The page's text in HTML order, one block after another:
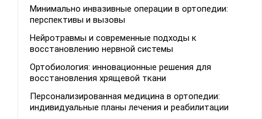
Минимально инвазивные операции в ортопедии:
перспективы и вызовы
Нейротравмы и современные подходы к
восстановлению нервной системы
Ортобиология: инновационные решения для
восстановления хрящевой ткани
Персонализированная медицина в ортопедии:
индивидуальные планы лечения и реабилитации